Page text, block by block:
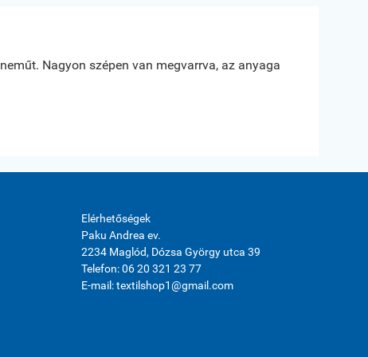
Nagyon szépen van megvarrva, az anyaga
Elérhetőségek
Paku Andrea ev.
2234 Maglód, Dózsa György utca 39
Telefon: 06 20 321 23 77
E-mail: textilshop1@gmail.com